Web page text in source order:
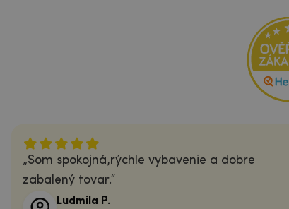
Som spokojná,rýchle vybavenie a dobre
zabalený tovar.
Ludmila P.